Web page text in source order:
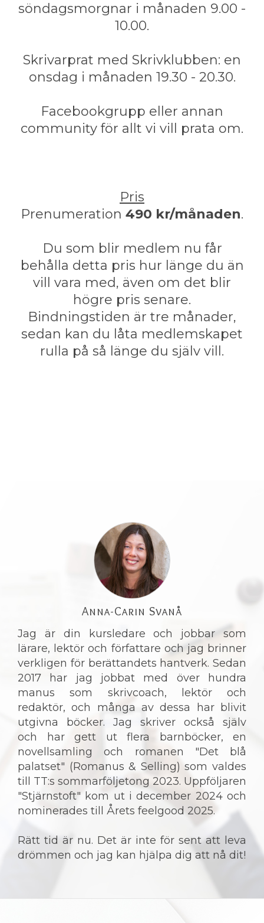
söndagsmorgnar i månaden 9.00 -
10.00.
Skrivarprat med Skrivklubben: en
onsdag i månaden 19.30 - 20.30.
Facebookgrupp eller annan
community för allt vi vill prata om.
Pris
Prenumeration 490 kr/månaden.
Du som blir medlem nu får
behålla detta pris hur länge du än
vill vara med, även om det blir
högre pris senare.
Bindningstiden är tre månader,
sedan kan du låta medlemskapet
rulla på så länge du själv vill.
Anna-Carin Svanå
Jag är din kursledare och jobbar som
lärare, lektör och författare och jag brinner
verkligen för berättandets hantverk. Sedan
2017 har jag jobbat med över hundra
manus som skrivcoach, lektör och
redaktör, och många av dessa har blivit
utgivna böcker. Jag skriver också själv
och har gett ut flera barnböcker, en
novellsamling och romanen "Det blå
palatset" (Romanus & Selling) som valdes
till TT:s sommarföljetong 2023. Uppföljaren
"Stjärnstoft" kom ut i december 2024 och
nominerades till Årets feelgood 2025.
Rätt tid är nu. Det är inte för sent att leva
drömmen och jag kan hjälpa dig att nå dit!